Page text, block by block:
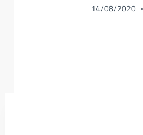
14/08/2020